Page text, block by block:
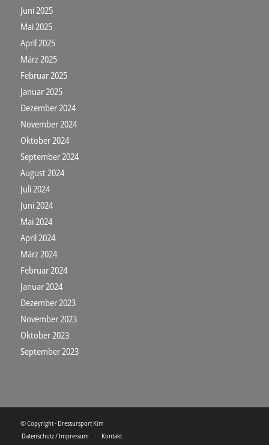
Juni 2025
Mai 2025
April 2025
März 2025
Februar 2025
Januar 2025
Dezember 2024
November 2024
Oktober 2024
September 2024
August 2024
Juli 2024
Juni 2024
Mai 2024
April 2024
März 2024
Februar 2024
Januar 2024
Dezember 2023
November 2023
Oktober 2023
September 2023
© Copyright - Dressursport Kim
Datenschutz / Impressum
Kontakt